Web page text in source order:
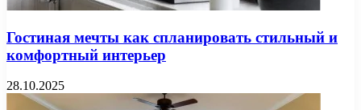
Гостиная мечты как спланировать стильный и
комфортный интерьер
28.10.2025